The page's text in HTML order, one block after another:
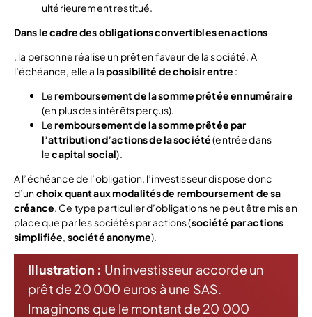
ultérieurement restitué.
Dans le cadre des obligations convertibles en actions
, la personne réalise un prêt en faveur de la société. A
l’échéance, elle a lapossibilité de choisir entre :
Leremboursement de la somme prêtée en numéraire
(en plus des intérêts perçus).
Leremboursement de la somme prêtée par
l’attribution d’actions de la société(entrée dans
lecapital social).
A l’échéance de l’obligation, l’investisseur dispose donc
d’unchoix quant aux modalités de remboursement de sa
créance . Ce type particulier d’obligations ne peut être mis en
place que par les sociétés par actions (société par actions
simplifiée société anonyme).
Illustration : Un investisseur accorde un
prêt de 20 000 euros à une SAS.
Imaginons que le montant de 20 000